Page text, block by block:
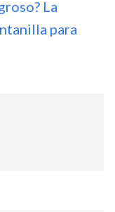
La
para